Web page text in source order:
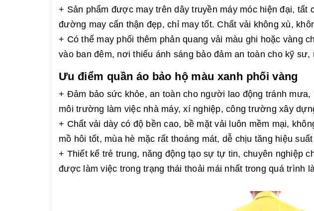
+ Sản phẩm được may trên dây truyền máy móc hiện đại, tất
đường may cẩn thận đẹp, chỉ may tốt. Chất vải không xù,
+ Có thể may phối thêm phản quang vải màu ghi hoặc vàng
vào ban đêm, nơi thiếu ánh sáng bảo đảm an toàn cho kỹ
Ưu điểm quần áo bảo hộ màu xanh phối vàng
+ Đảm bảo sức khỏe, an toàn cho người lao động tránh
môi trường làm việc nhà máy, xí nghiệp, công trường xây
+ Chất vải dày có độ bền cao, bề mặt vải luôn mềm mại,
mồ hôi tốt, mùa hè mặc rất thoáng mát, dễ chịu tăng hiệu
+ Thiết kế trẻ trung, năng động tạo sự tự tin, chuyên nghiệp
được làm việc trong trạng thái thoải mái nhất trong quá trình